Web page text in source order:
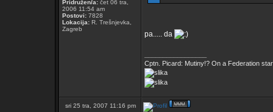
Pridružen/a: čet 06 tra,
2006 11:54 am
Postovi: 7828
Lokacija: R. Trešnjevka,
Zagreb
pa..... da
Cptn. Picard: Mutiny!? On a Federation
sri 25 tra, 2007 11:16 pm